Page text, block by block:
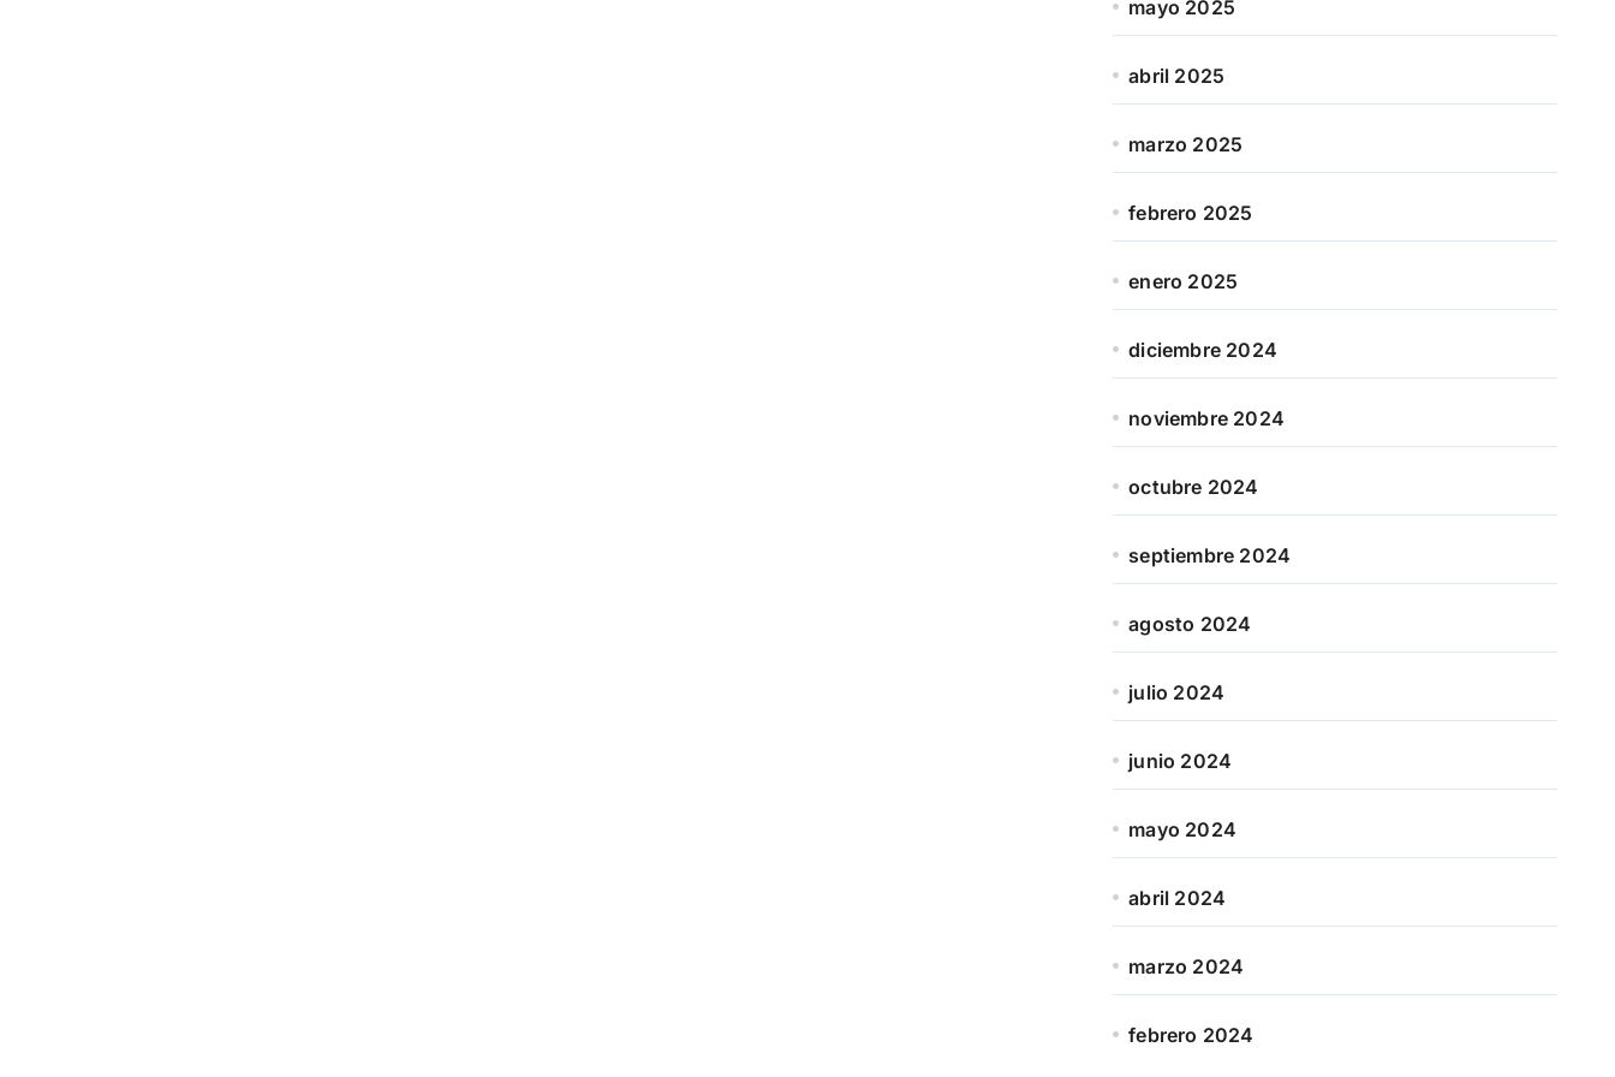
mayo 2025
abril 2025
marzo 2025
febrero 2025
enero 2025
diciembre 2024
noviembre 2024
octubre 2024
septiembre 2024
agosto 2024
julio 2024
junio 2024
mayo 2024
abril 2024
marzo 2024
febrero 2024